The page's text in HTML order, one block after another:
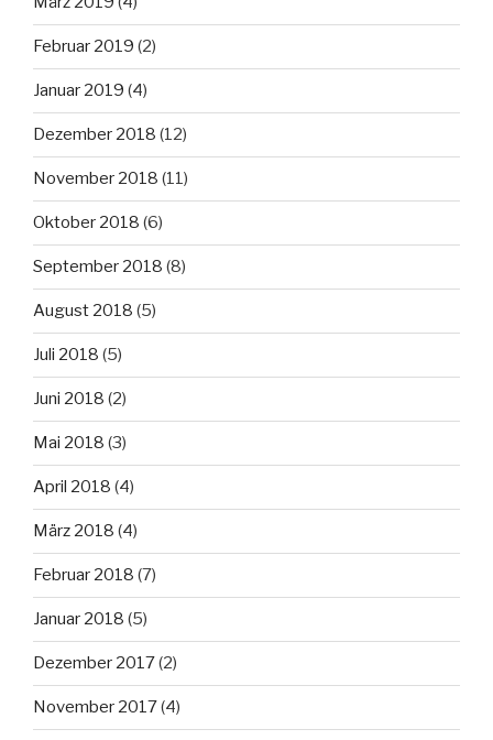
Februar 2019 (2)
Januar 2019 (4)
Dezember 2018 (12)
November 2018 (11)
Oktober 2018 (6)
September 2018 (8)
August 2018 (5)
Juli 2018 (5)
Juni 2018 (2)
Mai 2018 (3)
April 2018 (4)
März 2018 (4)
Februar 2018 (7)
Januar 2018 (5)
Dezember 2017(2)
November 2017(4)